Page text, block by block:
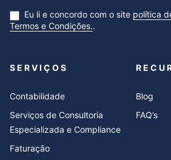
Eu li e concordo com o site política
Termos e Condições..
SERVIÇOS
Contabilidade
Serviços de Consultoria
Especializada e Compliance
Faturação
Blog
FAQ’s